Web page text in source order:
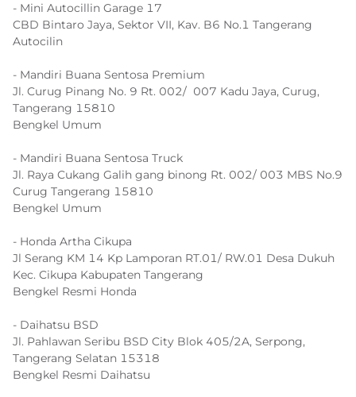
- Mini Autocillin Garage 17
CBD Bintaro Jaya, Sektor VII, Kav. B6 No.1 Tangerang
Autocilin
- Mandiri Buana Sentosa Premium
Jl. Curug Pinang No. 9 Rt. 002/ 007 Kadu Jaya, Curug,
Tangerang 15810
Bengkel Umum
- Mandiri Buana Sentosa Truck
Jl. Raya Cukang Galih gang binong Rt. 002/ 003 MBS No.9
Curug Tangerang 15810
Bengkel Umum
- Honda Artha Cikupa
Jl Serang KM 14 Kp Lamporan RT.01/ RW.01 Desa Dukuh
Kec. Cikupa Kabupaten Tangerang
Bengkel Resmi Honda
- Daihatsu BSD
Jl. Pahlawan Seribu BSD City Blok 405/2A, Serpong,
Tangerang Selatan 15318
Bengkel Resmi Daihatsu